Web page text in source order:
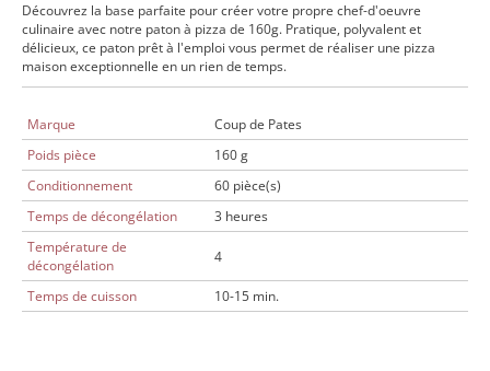
Découvrez la base parfaite pour créer votre propre chef-d'oeuvre
culinaire avec notre paton à pizza de 160g. Pratique, polyvalent et
délicieux, ce paton prêt à l'emploi vous permet de réaliser une pizza
maison exceptionnelle en un rien de temps.
Marque
Coup de Pates
Poids pièce
160 g
Conditionnement
60 pièce(s)
Temps de décongélation
3 heures
Température de
décongélation
4
Temps de cuisson 10-15 min.